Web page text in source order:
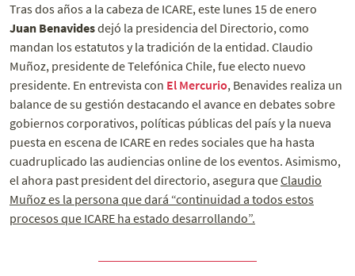
Tras dos años a la cabeza de ICARE, este lunes 15 de enero
Juan Benavidesdejó la presidencia del Directorio, como
mandan los estatutos y la tradición de la entidad. Claudio
Muñoz, presidente de Telefónica Chile, fue electo nuevo
presidente. En entrevista con El Mercurio, Benavides realiza un
balance de su gestión destacando el avance en debates sobre
gobiernos corporativos, políticas públicas del país y la nueva
puesta en escena de ICARE en redes sociales que ha hasta
cuadruplicado las audiencias online de los eventos. Asimismo,
el ahora past president del directorio, asegura queClaudio
Muñoz es la persona que dará “continuidad a todos estos
procesos que ICARE ha estado desarrollando”.